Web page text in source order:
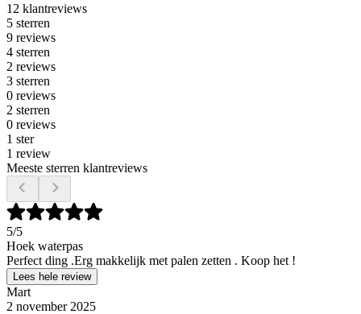
12 klantreviews
5 sterren
9 reviews
4 sterren
2 reviews
3 sterren
0 reviews
2 sterren
0 reviews
1 ster
1 review
Meeste sterren klantreviews
5/5
Hoek waterpas
Perfect ding .Erg makkelijk met palen zetten . Koop het !
Lees hele review
Mart
2 november 2025